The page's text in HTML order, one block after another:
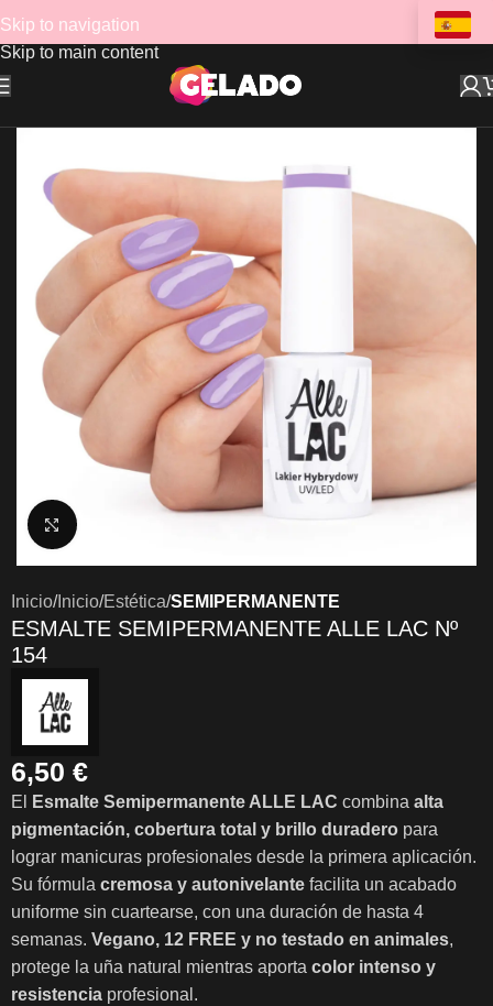
Skip to navigation
Skip to main content
Clic para ampliar
Inicio Inicio Estética SEMIPERMANENTE
ESMALTE SEMIPERMANENTE ALLE LAC Nº
154
6,50 €
El Esmalte Semipermanente ALLE LAC combina alta
pigmentación, cobertura total y brillo duradero para
lograr manicuras profesionales desde la primera aplicación.
Su fórmula cremosa y autonivelante facilita un acabado
uniforme sin cuartearse, con una duración de hasta 4
semanas. Vegano, 12 FREE y no testado en animales,
protege la uña natural mientras aporta color intenso y
resistencia profesional.